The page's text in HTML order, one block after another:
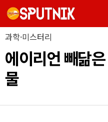
과학·미스터리
에이리언 빼닮
물